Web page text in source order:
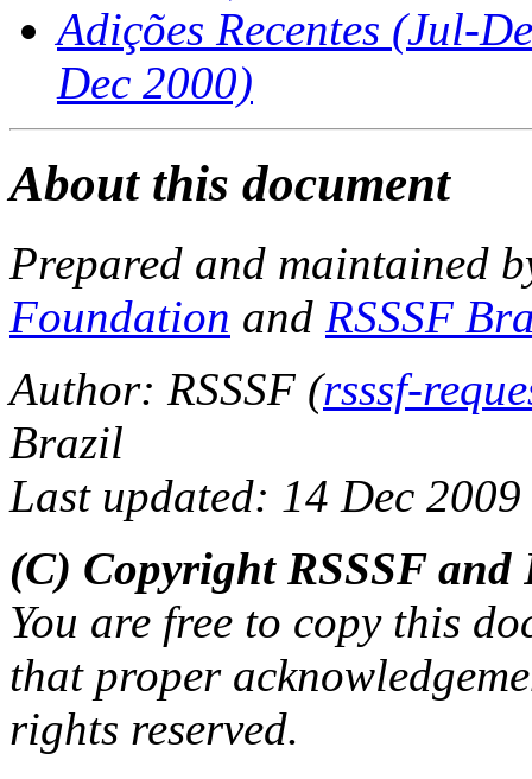
Adições Recentes (Jul-
Dec 2000)
About this document
Prepared and maintained
Foundation and RSSSF
Author: RSSSF (rsssf-
Brazil
Last updated: 14 Dec 2009
(C) Copyright RSSSF
You are free to copy this
that proper
rights reserved.